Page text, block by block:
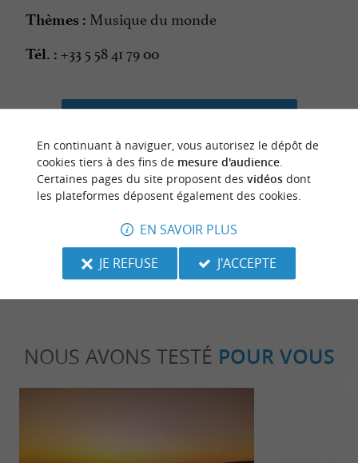
Thèmes : Musique du monde
Tél. : +33 5 58 41 79 00
CONTACTER L'ORGANISATEUR
dernière mise à jour :29/06/2026 à 02:24:53
Sirtaqui-Crédit photo :ot hossegor -
NC-ND 4.0
NOUS AVONS TESTÉ POUR VOUS
En continuant à naviguer, vous autorisez le dépôt de
cookies tiers à des fins de mesure d'audience.
Certaines pages du site proposent des vidéosdont
les plateformes déposent également des cookies.
EN SAVOIR PLUS
JE REFUSE
J'ACCEPTE